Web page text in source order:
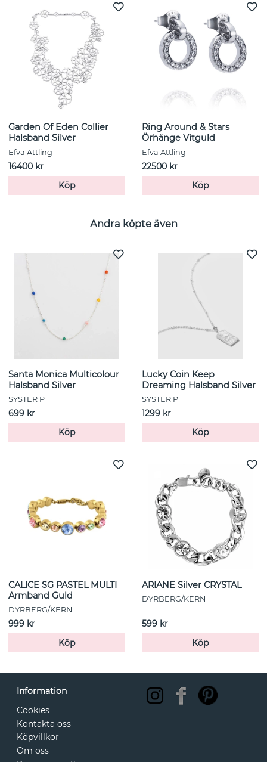
Garden Of Eden Collier
Halsband Silver
Efva Attling
16400 kr
Köp
Ring Around & Stars
Örhänge Vitguld
Efva Attling
22500 kr
Köp
Andra köpte även
Santa Monica Multicolour
Halsband Silver
SYSTER P
699 kr
Köp
Lucky Coin Keep
Dreaming Halsband Silver
SYSTER P
1299 kr
Köp
CALICE SG PASTEL MULTI
Armband Guld
DYRBERG/KERN
999 kr
Köp
ARIANE Silver CRYSTAL
DYRBERG/KERN
599 kr
Köp
Information
Cookies
Kontakta oss
Köpvillkor
Om oss